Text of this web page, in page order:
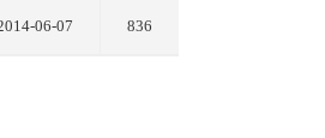
06-07 836